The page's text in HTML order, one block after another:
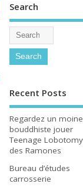
Search
Recent Posts
Regardez un moine
bouddhiste jouer
Teenage Lobotomy
des Ramones
Bureau d’études
carrosserie